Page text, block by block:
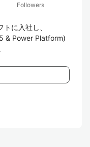
Followers
に入社し、
& Power Platform)